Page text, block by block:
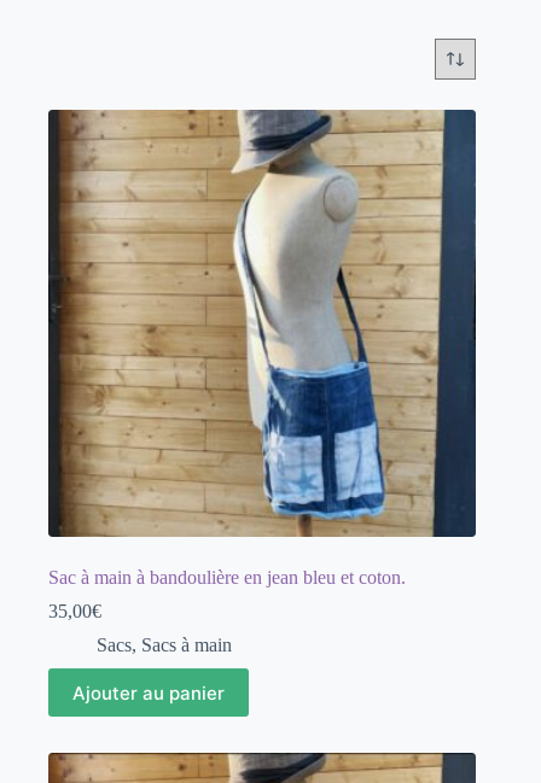
Sac à main à bandoulière en jean bleu et coton.
35,00€
Sacs, Sacs à main
Ajouter au panier